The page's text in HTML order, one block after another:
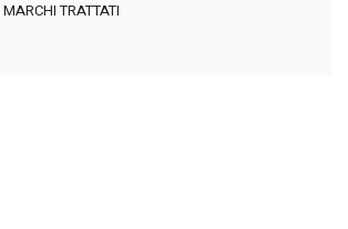
MARCHI TRATTATI